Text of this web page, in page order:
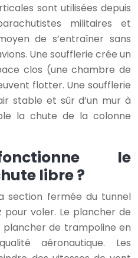
sont utilisées depuis
militaires et
de s’entraîner sans
Une soufflerie crée un
clos (une chambre de
flotter. Une soufflerie
stable et sûr d’un mur à
la chute de la colonne
le
libre ?
section fermée du tunnel
pour voler. Le plancher de
de trampoline en
aéronautique. Les